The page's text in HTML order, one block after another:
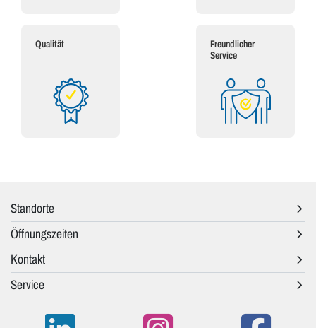
Qualität
Freundlicher
Service
Standorte
Öffnungszeiten
Kontakt
Service